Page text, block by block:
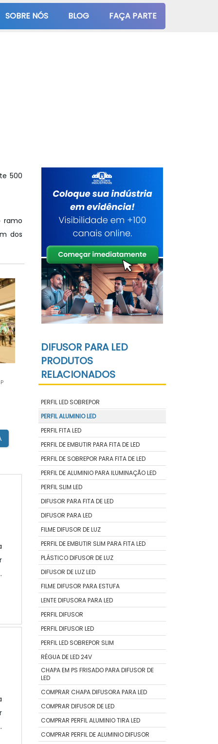
SOBRE NÓS BLOG FAÇA PARTE
500
ramo
dos
DIFUSOR PARA LED
PRODUTOS
RELACIONADOS
PERFIL LED SOBREPOR
PERFIL ALUMINIO LED
PERFIL FITA LED
PERFIL DE EMBUTIR PARA FITA DE LED
PERFIL DE SOBREPOR PARA FITA DE LED
PERFIL DE ALUMINIO PARA ILUMINAÇÃO LED
PERFIL SLIM LED
DIFUSOR PARA FITA DE LED
DIFUSOR PARA LED
FILME DIFUSOR DE LUZ
PERFIL DE EMBUTIR SLIM PARA FITA LED
PLÁSTICO DIFUSOR DE LUZ
DIFUSOR DE LUZ LED
FILME DIFUSOR PARA ESTUFA
LENTE DIFUSORA PARA LED
PERFIL DIFUSOR
PERFIL DIFUSOR LED
PERFIL LED SOBREPOR SLIM
RÉGUA DE LED 24V
CHAPA EM PS FRISADO PARA DIFUSOR DE
LED
COMPRAR CHAPA DIFUSORA PARA LED
COMPRAR DIFUSOR DE LED
COMPRAR PERFIL ALUMINIO TIRA LED
COMPRAR PERFIL DE ALUMINIO DIFUSOR